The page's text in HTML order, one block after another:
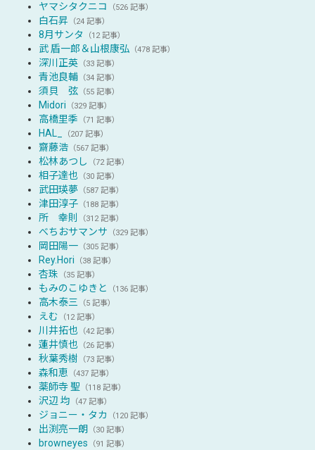
ヤマシタクニコ （526 記事）
白石昇 （24 記事）
8月サンタ （12 記事）
武 盾一郎＆山根康弘 （478 記事）
深川正英 （33 記事）
青池良輔 （34 記事）
須貝 弦 （55 記事）
Midori （329 記事）
高橋里季 （71 記事）
HAL_ （207 記事）
齋藤浩 （567 記事）
松林あつし （72 記事）
相子達也 （30 記事）
武田瑛夢 （587 記事）
津田淳子 （188 記事）
所 幸則 （312 記事）
べちおサマンサ （329 記事）
岡田陽一 （305 記事）
Rey.Hori （38 記事）
杏珠 （35 記事）
もみのこゆきと （136 記事）
高木泰三 （5 記事）
えむ （12 記事）
川井拓也 （42 記事）
蓮井慎也 （26 記事）
秋葉秀樹 （73 記事）
森和恵 （437 記事）
薬師寺 聖 （118 記事）
沢辺 均 （47 記事）
ジョニー・タカ （120 記事）
出渕亮一朗 （30 記事）
browneyes （91 記事）